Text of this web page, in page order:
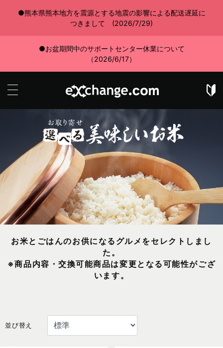
●熊本県熊本地方を震源とする地震の影響による配送遅延に
つきまして (2026/7/29)
●お盆期間中のサポートセンター休業について
（2026/6/17）
お米とごはんのお供になるグルメをセレクトしまし
た。
※商品内容・交換可能商品は変更となる可能性がござ
います。
並び替え